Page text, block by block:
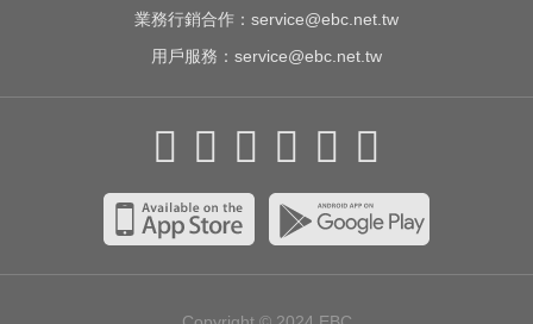
業務行銷合作： service@ebc.net.tw
用戶服務： service@ebc.net.tw